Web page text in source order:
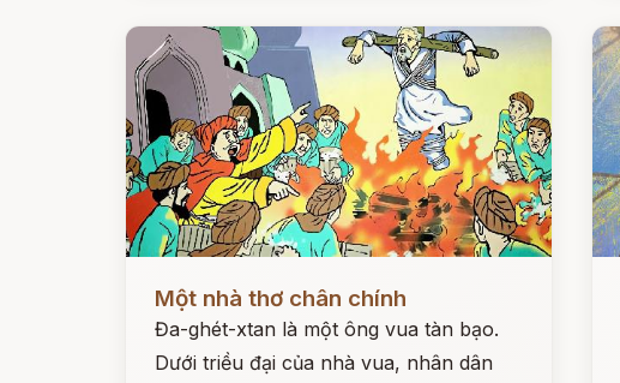
Một nhà thơ chân chính
Đa-ghét-xtan là một ông vua tàn bạo.
Dưới triều đại của nhà vua, nhân dân